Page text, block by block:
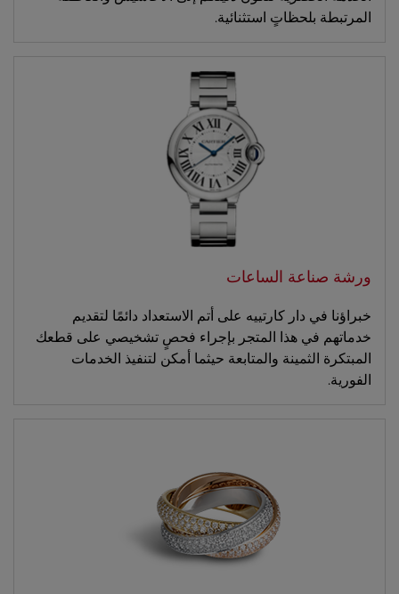
المرتبطة بلحظاتٍ استثنائية.
ورشة صناعة الساعات
خبراؤنا في دار كارتييه على أتم الاستعداد دائمًا لتقديم
خدماتهم في هذا المتجر بإجراء فحصٍ تشخيصي على قطعك
المبتكرة الثمينة والمتابعة حيثما أمكن لتنفيذ الخدمات
الفورية.